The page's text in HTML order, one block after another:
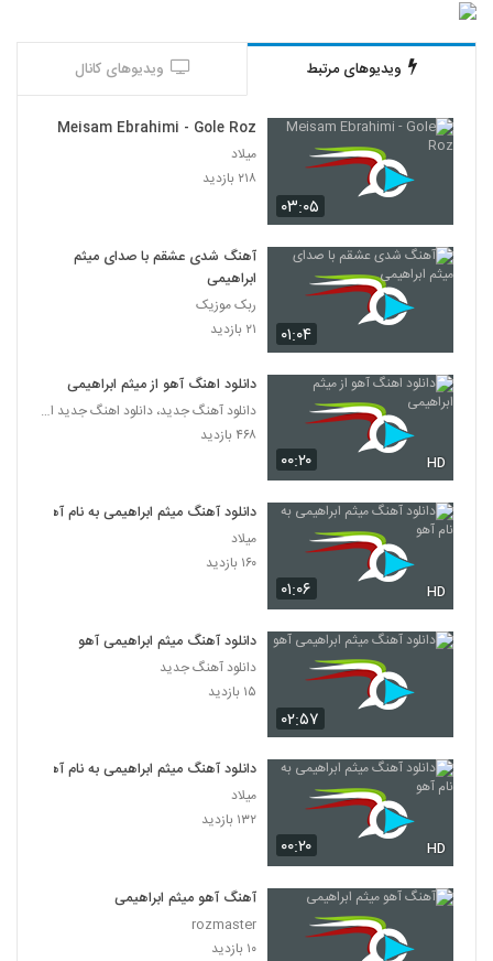
ویدیوهای مرتبط ویدیوهای کانال
۰۳:۰۵
Meisam Ebrahimi - Gole Roz
میلاد
۲۱۸ بازدید
۰۱:۰۴
آهنگ شدی عشقم با صدای میثم
ابراهیمی
ربک موزیک
۲۱ بازدید
۰۰:۲۰ HD
دانلود اهنگ آهو از میثم ابراهیمی
دانلود آهنگ جدید، دانلود اهنگ جدید ایرانی
۴۶۸ بازدید
۰۱:۰۶ HD
دانلود آهنگ میثم ابراهیمی به نام آهو
میلاد
۱۶۰ بازدید
۰۲:۵۷
دانلود آهنگ میثم ابراهیمی آهو
دانلود آهنگ جدید
۱۵ بازدید
۰۰:۲۰ HD
دانلود آهنگ میثم ابراهیمی به نام آهو
میلاد
۱۳۲ بازدید
آهنگ آهو میثم ابراهیمی
rozmaster
۱۰ بازدید